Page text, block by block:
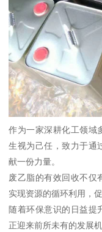
作为一家深耕化工领域
生视为己任，致力于通
献一份力量。
废乙脂的有效回收不仅
实现资源的循环利用，
随着环保意识的日益提
正迎来前所未有的发展机